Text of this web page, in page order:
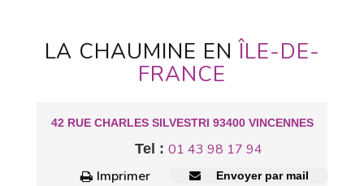
LA CHAUMINE ENÎLE-DE-
FRANCE
42 RUE CHARLES SILVESTRI 93400 VINCENNES
Tel : 01 43 98 17 94
Imprimer
Envoyer par mail